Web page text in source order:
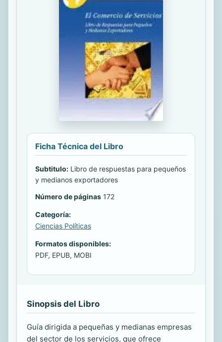
Ficha Técnica del Libro
Subtitulo: Libro de respuestas para pequeños
y medianos exportadores
Número de páginas 172
Categoría:
Ciencias Políticas
Formatos disponibles:
PDF, EPUB, MOBI
Sinopsis del Libro
Guía dirigida a pequeñas y medianas empresas
del sector de los servicios, que ofrece